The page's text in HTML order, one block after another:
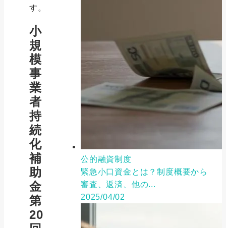
す。
小
規
模
事
業
者
持
続
化
補
助
金
第
20
公的融資制度
緊急小口資金とは？制度概要から
審査、返済、他の...
2025/04/02